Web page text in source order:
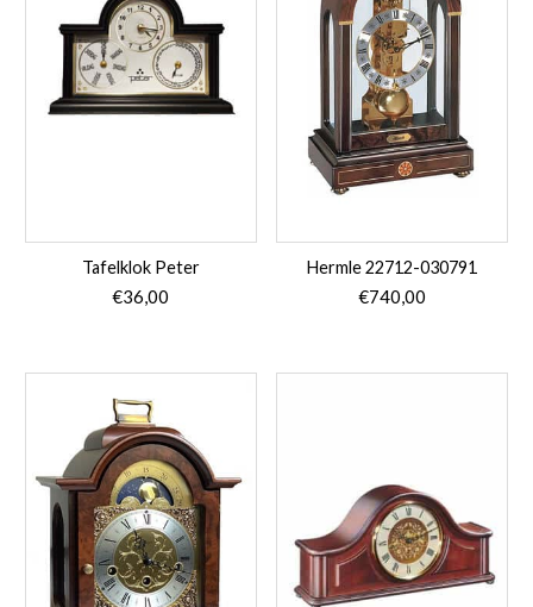
Tafelklok Peter
€36,00
Hermle 22712-030791
€740,00